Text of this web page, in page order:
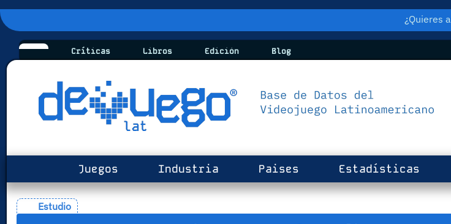
¿Quieres
Críticas Libros Edición Blog
Juegos Industria Paises Estadísticas
Estudio